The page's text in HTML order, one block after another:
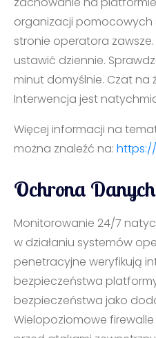
organizacji pomocowych
stronie operatora
ustawić dziennie.
minut domyślnie. Czat na
Interwencja jest
Więcej informacji na
można znaleźć na:
Ochrona Danych
Monitorowanie 24/7
w działaniu systemów
penetracyjne weryfikują
bezpieczeństwa
bezpieczeństwa jako
Wielopoziomowe